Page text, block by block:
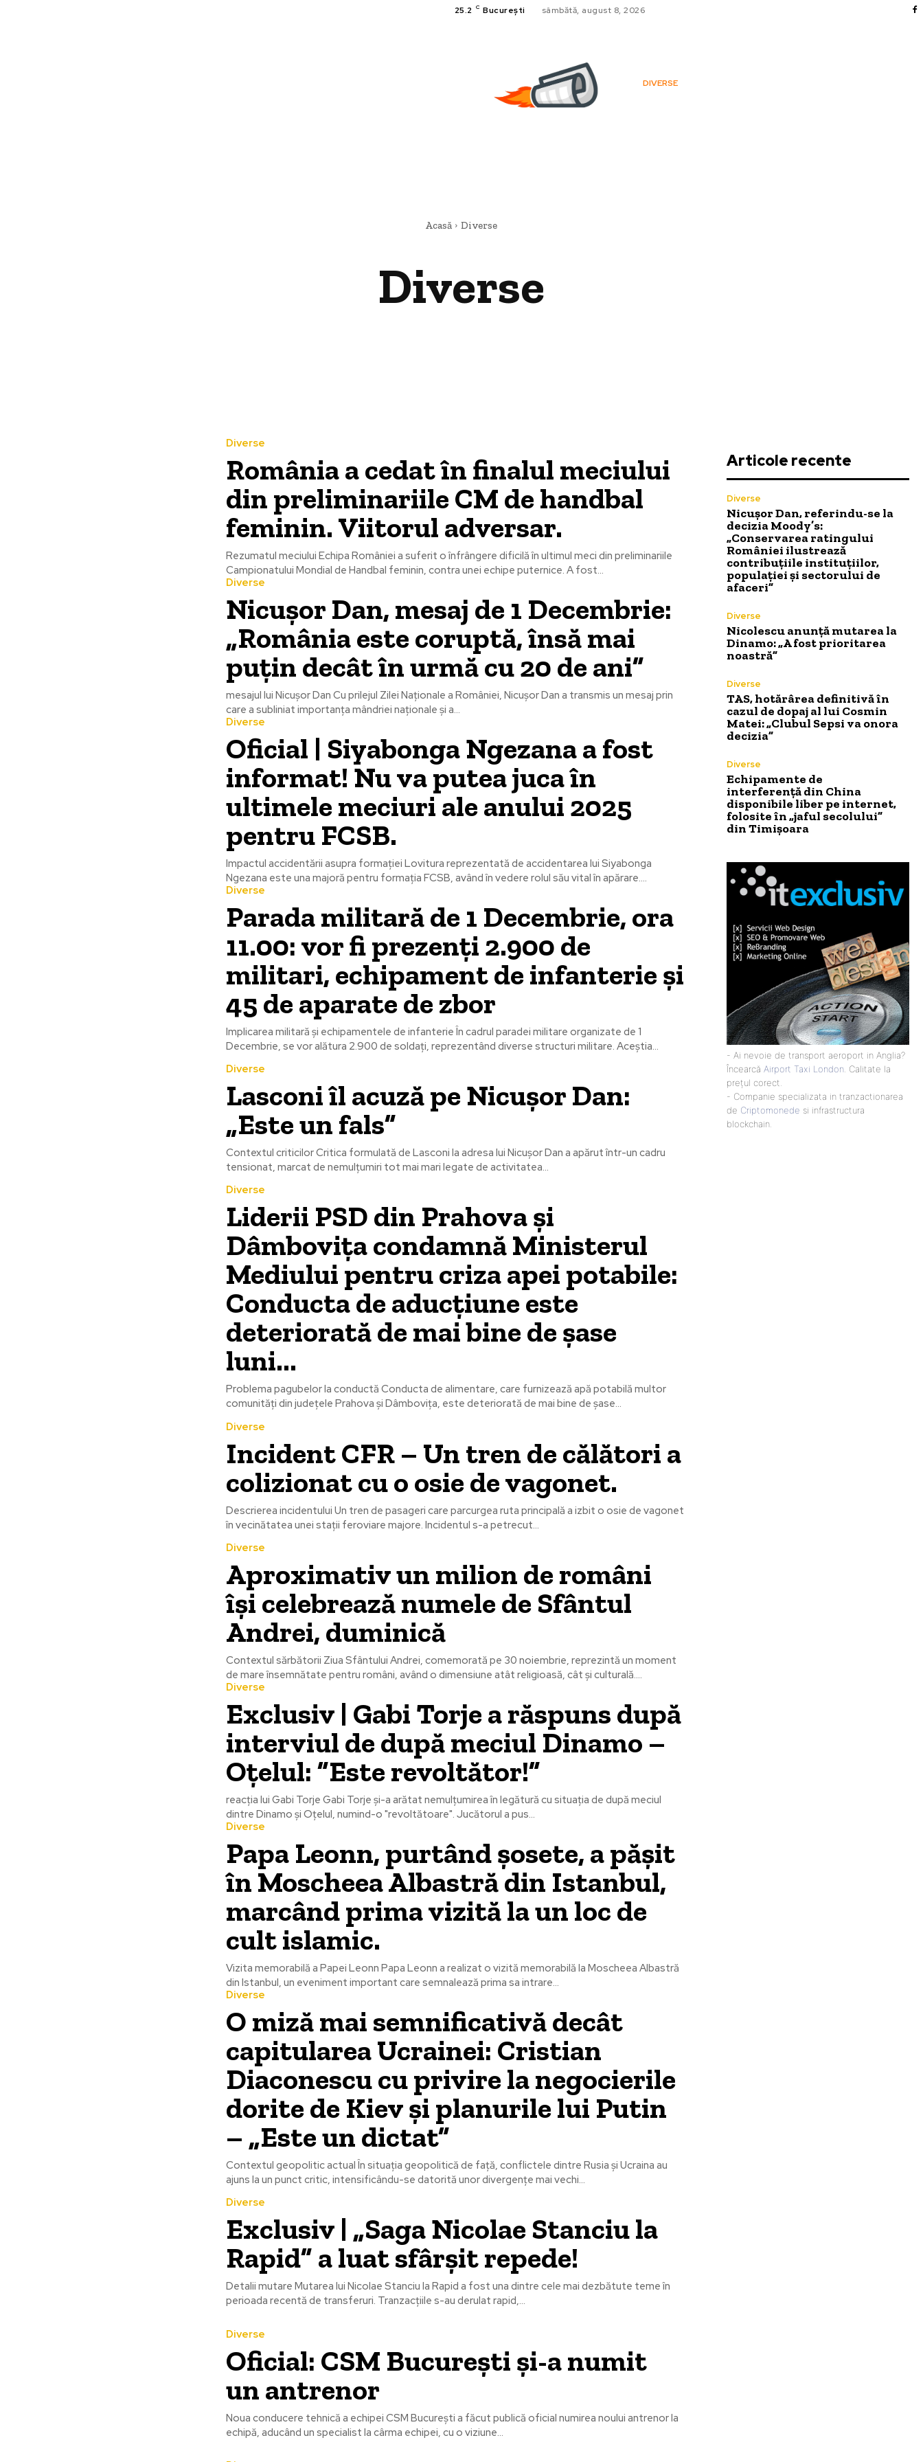
25.2 C București sâmbătă, august 8, 2026
DIVERSE
Acasă Diverse
Diverse
Diverse
România a cedat în finalul meciului
din preliminariile CM de handbal
feminin. Viitorul adversar.
Rezumatul meciului Echipa României a suferit o înfrângere dificilă în ultimul meci din preliminariile
Campionatului Mondial de Handbal feminin, contra unei echipe puternice. A fost...
Diverse
Nicușor Dan, mesaj de 1 Decembrie:
„România este coruptă, însă mai
puțin decât în urmă cu 20 de ani”
mesajul lui Nicușor Dan Cu prilejul Zilei Naționale a României, Nicușor Dan a transmis un mesaj prin
care a subliniat importanța mândriei naționale și a...
Diverse
Oficial | Siyabonga Ngezana a fost
informat! Nu va putea juca în
ultimele meciuri ale anului 2025
pentru FCSB.
Impactul accidentării asupra formației Lovitura reprezentată de accidentarea lui Siyabonga
Ngezana este una majoră pentru formația FCSB, având în vedere rolul său vital în apărare....
Diverse
Parada militară de 1 Decembrie, ora
11.00: vor fi prezenți 2.900 de
militari, echipament de infanterie și
45 de aparate de zbor
Implicarea militară și echipamentele de infanterie În cadrul paradei militare organizate de 1
Decembrie, se vor alătura 2.900 de soldați, reprezentând diverse structuri militare. Aceștia...
Diverse
Lasconi îl acuză pe Nicușor Dan:
„Este un fals”
Contextul criticilor Critica formulată de Lasconi la adresa lui Nicușor Dan a apărut într-un cadru
tensionat, marcat de nemulțumiri tot mai mari legate de activitatea...
Diverse
Liderii PSD din Prahova și
Dâmbovița condamnă Ministerul
Mediului pentru criza apei potabile:
Conducta de aducțiune este
deteriorată de mai bine de șase
luni...
Problema pagubelor la conductă Conducta de alimentare, care furnizează apă potabilă multor
comunități din județele Prahova și Dâmbovița, este deteriorată de mai bine de șase...
Diverse
Incident CFR – Un tren de călători a
colizionat cu o osie de vagonet.
Descrierea incidentului Un tren de pasageri care parcurgea ruta principală a izbit o osie de vagonet
în vecinătatea unei stații feroviare majore. Incidentul s-a petrecut...
Diverse
Aproximativ un milion de români
îşi celebrează numele de Sfântul
Andrei, duminică
Contextul sărbătorii Ziua Sfântului Andrei, comemorată pe 30 noiembrie, reprezintă un moment
de mare însemnătate pentru români, având o dimensiune atât religioasă, cât și culturală....
Diverse
Exclusiv | Gabi Torje a răspuns după
interviul de după meciul Dinamo –
Oțelul: ”Este revoltător!”
reacția lui Gabi Torje Gabi Torje și-a arătat nemulțumirea în legătură cu situația de după meciul
dintre Dinamo și Oțelul, numind-o "revoltătoare". Jucătorul a pus...
Diverse
Papa Leonn, purtând șosete, a pășit
în Moscheea Albastră din Istanbul,
marcând prima vizită la un loc de
cult islamic.
Vizita memorabilă a Papei Leonn Papa Leonn a realizat o vizită memorabilă la Moscheea Albastră
din Istanbul, un eveniment important care semnalează prima sa intrare...
Diverse
O miză mai semnificativă decât
capitularea Ucrainei: Cristian
Diaconescu cu privire la negocierile
dorite de Kiev și planurile lui Putin
– „Este un dictat”
Contextul geopolitic actual În situația geopolitică de față, conflictele dintre Rusia și Ucraina au
ajuns la un punct critic, intensificându-se datorită unor divergențe mai vechi...
Diverse
Exclusiv | „Saga Nicolae Stanciu la
Rapid” a luat sfârșit repede!
Detalii mutare Mutarea lui Nicolae Stanciu la Rapid a fost una dintre cele mai dezbătute teme în
perioada recentă de transferuri. Tranzacțiile s-au derulat rapid,...
Diverse
Oficial: CSM București și-a numit
un antrenor
Noua conducere tehnică a echipei CSM București a făcut publică oficial numirea noului antrenor la
echipă, aducând un specialist la cârma echipei, cu o viziune...
Articole recente
Diverse
Nicușor Dan, referindu-se la
decizia Moody’s:
„Conservarea ratingului
României ilustrează
contribuțiile instituțiilor,
populației și sectorului de
afaceri”
Diverse
Nicolescu anunță mutarea la
Dinamo: „A fost prioritarea
noastră”
Diverse
TAS, hotărârea definitivă în
cazul de dopaj al lui Cosmin
Matei: „Clubul Sepsi va onora
decizia”
Diverse
Echipamente de
interferență din China
disponibile liber pe internet,
folosite în „jaful secolului”
din Timișoara
- Ai nevoie de transport aeroport in Anglia?
Încearcă Airport Taxi London . Calitate la
prețul corect.
- Companie specializata in tranzactionarea
de Criptomonede si infrastructura
blockchain.